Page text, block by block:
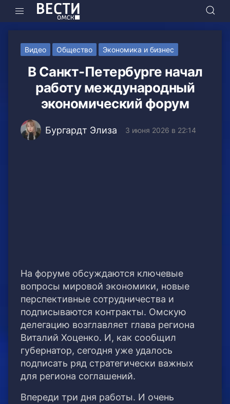
Видео Общество Экономика и бизнес
В Санкт-Петербурге начал
работу международный
экономический форум
Бургардт Элиза 3 июня 2026 в 22:14
На форуме обсуждаются ключевые
вопросы мировой экономики, новые
перспективные сотрудничества и
подписываются контракты. Омскую
делегацию возглавляет глава региона
Виталий Хоценко. И, как сообщил
губернатор, сегодня уже удалось
подписать ряд стратегически важных
для региона соглашений.
Впереди три дня работы. И очень